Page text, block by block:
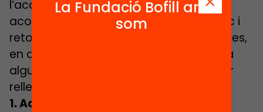
l’acció tutorial pel que fa a l’acollida,
acompanyament, seguiment acadèmic i
retorn de l’assoliment dels aprenentatges,
en aquesta situació extraordinària hi ha
algunes funcions que prenen una major
rellevància:
1. Acompanyament emocional de
La Fundació Bofill ara
som